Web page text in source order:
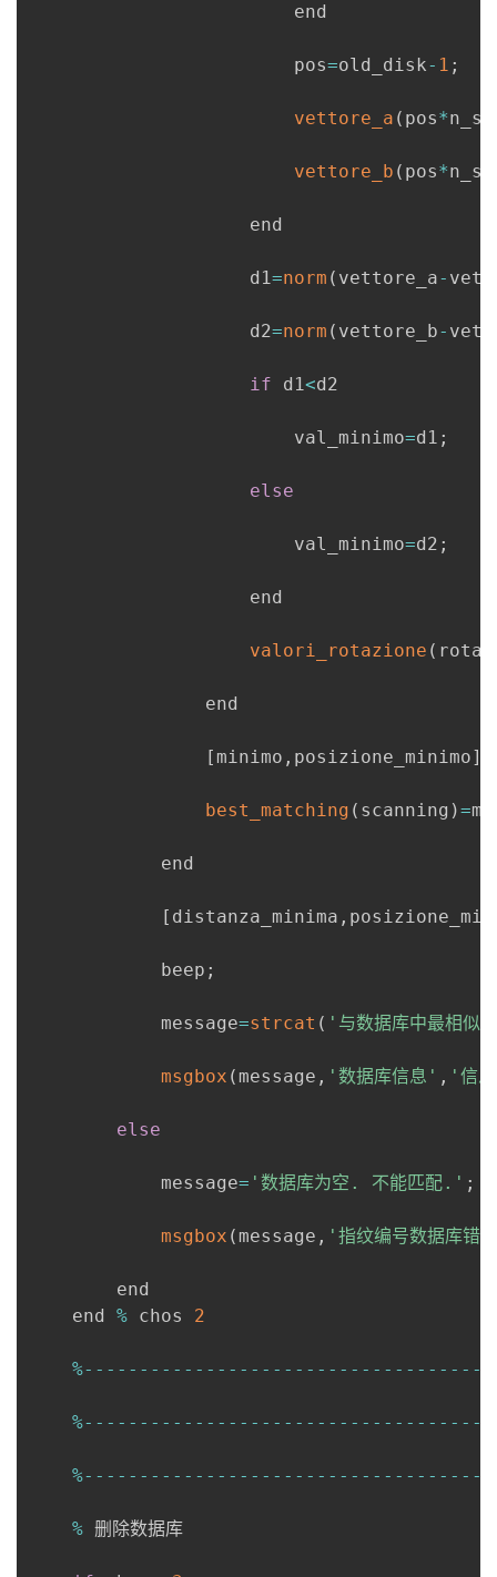
                        end
                        pos
=old_disk- 1 ;
vettore_a ( pos*
vettore_b ( pos*
                    end
                    d1
=norm ( vettore_a-
                    d2
=norm ( vettore_b-
if d1<d2
                        val_minimo
=d1 ;
else
                        val_minimo
=d2 ;
                    end
valori_rotazione (
                end
[ minimo , posizione_minimo]
best_matching ( scanning )=
            end
[ distanza_minima ,
            beep
;
            message
=strcat ( '与数据库中最相
msgbox ( message , '数据库信息' , '信
else
            message
= '数据库为空. 不能匹配.' ;
msgbox ( message , '指纹编号数据库错
        end
    end
% chos 2
%-- -- -- -- -- -- -- -- -- -- -- -- -- -- -- -- -- --
%-- -- -- -- -- -- -- -- -- -- -- -- -- -- -- -- -- --
%-- -- -- -- -- -- -- -- -- -- -- -- -- -- -- -- -- --
% 删除数据库